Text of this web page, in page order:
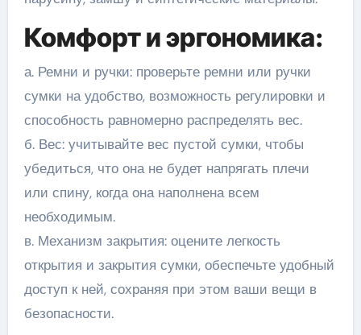
Комфорт и эргономика:
а. Ремни и ручки: проверьте ремни или ручки
сумки на удобство, возможность регулировки и
способность равномерно распределять вес.
б. Вес: учитывайте вес пустой сумки, чтобы
убедиться, что она не будет напрягать плечи
или спину, когда она наполнена всем
необходимым.
в. Механизм закрытия: оцените легкость
открытия и закрытия сумки, обеспечьте удобный
доступ к ней, сохраняя при этом ваши вещи в
безопасности.